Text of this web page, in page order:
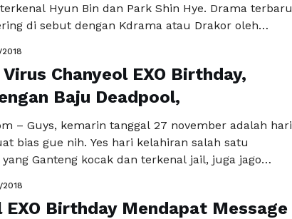
Hyun Bin dan Park Shin Hye. Drama terbaru
di sebut dengan Kdrama atau Drakor oleh
of the Alhambra, yang menampilkan salah
boyband terkenal dan terpopuler … Baca
2018
Chanyeol EXO Birthday,
Baju Deadpool,
– Guys, kemarin tanggal 27 november adalah hari
bias gue nih. Yes hari kelahiran salah satu
Ganteng kocak dan terkenal jail, juga jago
L heboh dengan penampilannya dengan kostum
hari sebelumnya bahkan Chanyeol
2018
EXO Birthday Mendapat Message